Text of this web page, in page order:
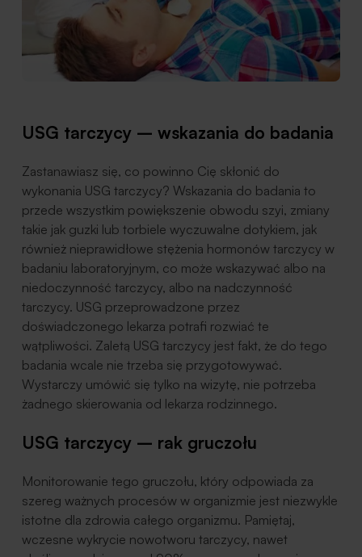
USG tarczycy – wskazania do badania
Zastanawiasz się, co powinno Cię skłonić do
wykonania USG tarczycy? Wskazania do badania to
przede wszystkim powiększenie obwodu szyi, zmiany
takie jak guzki lub torbiele wyczuwalne dotykiem, jak
również nieprawidłowe stężenia hormonów tarczycy w
badaniu laboratoryjnym, co może wskazywać albo na
niedoczynność tarczycy, albo na nadczynność
tarczycy. USG przeprowadzone przez
doświadczonego lekarza potrafi rozwiać te
wątpliwości. Zaletą USG tarczycy jest fakt, że do tego
badania wcale nie trzeba się przygotowywać.
Wystarczy umówić się tylko na wizytę, nie potrzeba
żadnego skierowania od lekarza rodzinnego.
USG tarczycy – rak gruczołu
Monitorowanie tego gruczołu, który odpowiada za
szereg ważnych procesów w organizmie jest niezwykle
istotne dla zdrowia całego organizmu. Pamiętaj,
wczesne wykrycie nowotworu tarczycy, nawet